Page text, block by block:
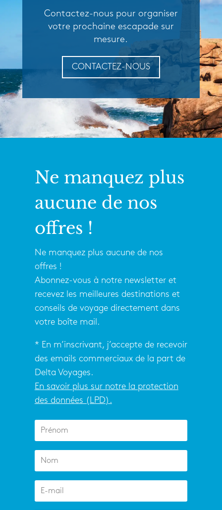
Contactez-nous pour organiser
votre prochaine escapade sur
mesure.
CONTACTEZ-NOUS
Ne manquez plus
aucune de nos
offres !
Ne manquez plus aucune de nos
offres !
Abonnez-vous à notre newsletter et
recevez les meilleures destinations et
conseils de voyage directement dans
votre boîte mail.
* En m’inscrivant, j’accepte de recevoir
des emails commerciaux de la part de
Delta Voyages.
En savoir plus sur notre la protection
des données (LPD).